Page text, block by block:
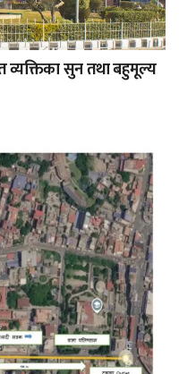
व्यक्तिका सुन तथा बहुमूल्य